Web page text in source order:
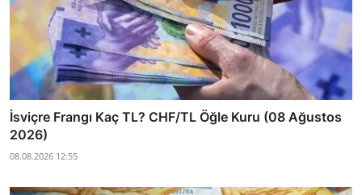
İsviçre Frangı Kaç TL? CHF/TL Öğle Kuru (08 Ağustos
2026)
08.08.2026 12:55